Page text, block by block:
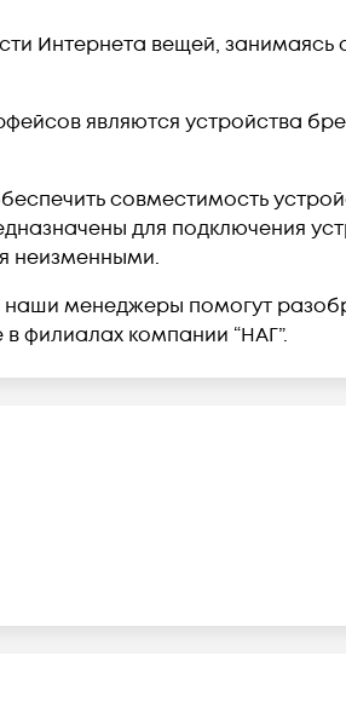
Интернета вещей,
являются устройства
совместимость
для подключения
неизменными.
менеджеры помогут
филиалах компании “НАГ”.